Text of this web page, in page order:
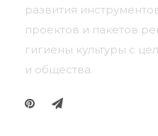
развития
проектов и пакетов
гигиены культуры с
и общества.